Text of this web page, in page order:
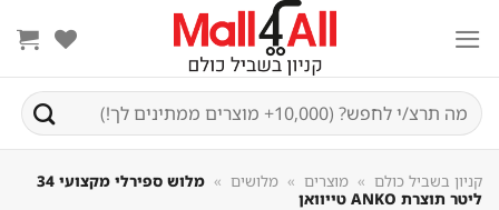
חיפוש
עבור:
קניון בשביל כולם מוצרים מלושים
מלוש ספירלי מקצועי 34
ליטר תוצרת ANKO טייוואן